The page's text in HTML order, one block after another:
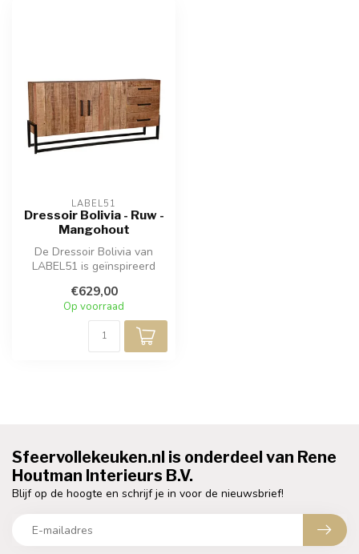
LABEL51
Dressoir Bolivia - Ruw -
Mangohout
De Dressoir Bolivia van
LABEL51 is geïnspireerd
indrukwek...
€629,00
Op voorraad
Sfeervollekeuken.nl is onderdeel van Rene
Houtman Interieurs B.V.
Blijf op de hoogte en schrijf je in voor de nieuwsbrief!